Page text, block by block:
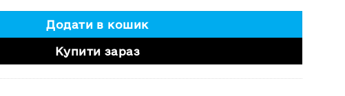
Додати в кошик
Купити зараз